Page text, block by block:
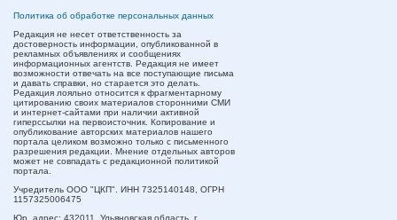
Политика об обработке персональных данных
Редакция не несет ответственность за
достоверность информации, опубликованной в
рекламных объявлениях и сообщениях
информационных агентств. Редакция не имеет
возможности отвечать на все поступающие письма
и давать справки, но старается это делать.
Редакция лояльно относится к фрагментарному
цитированию своих материалов сторонними СМИ
и интернет-сайтами при наличии активной
гиперссылки на первоисточник. Копирование и
опубликование авторских материалов нашего
портала целиком возможно только с письменного
разрешения редакции. Мнение отдельных авторов
может не совпадать с редакционной политикой
портала.
Учредитель ООО "ЦКП". ИНН 7325140148, ОГРН
1157325006475